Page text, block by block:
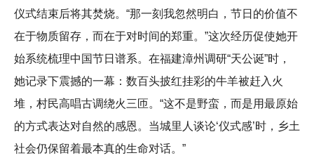
仪式结束后将其焚烧。“那一刻我忽然明白，节日的价值不
在于物质留存，而在于对时间的郑重。”这次经历促使她开
始系统梳理中国节日谱系。在福建漳州调研“天公诞”时，
她记录下震撼的一幕：数百头披红挂彩的牛羊被赶入火
堆，村民高唱古调绕火三匝。“这不是野蛮，而是用最原始
的方式表达对自然的感恩。当城里人谈论‘仪式感’时，乡土
社会仍保留着最本真的生命对话。”